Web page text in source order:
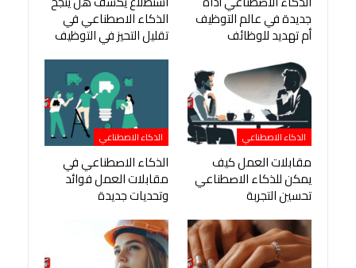
جديدة في عالم التوظيف
أم تهديد للوظائف
الذكاء الاصطناعي في
تقليل التحيز في التوظيف
الذكاء الاصطناعي
مقابلات العمل كيف
يمكن للذكاء الاصطناعي
تحسين التجربة
الذكاء الاصطناعي
الذكاء الاصطناعي في
مقابلات العمل فوائد
وتحديات جديدة